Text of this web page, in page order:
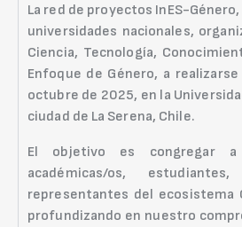
La red de proyectos InES-
universidades nacionales,
Ciencia, Tecnología,
Enfoque de Género, a
octubre de 2025, en la
ciudad de La Serena, Chile.
El objetivo es congregar a
académicas/os,
representantes del ecosistema
profundizando en nuestro